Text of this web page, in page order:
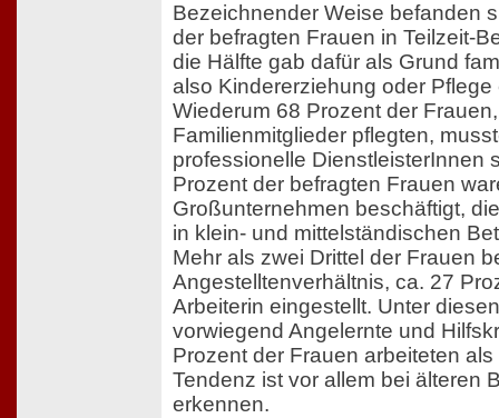
Bezeichnender Weise befanden
der befragten Frauen in Teilzeit-
die Hälfte gab dafür als Grund
also Kindererziehung oder Pflege
Wiederum 68 Prozent der
Familienmitglieder pflegten,
professionelle DienstleisterInnen
Prozent der befragten Frauen
Großunternehmen beschäftigt,
in klein- und mittelständischen
Mehr als zwei Drittel der Frauen
Angestelltenverhältnis, ca. 27
Arbeiterin eingestellt. Unter
vorwiegend Angelernte und
Prozent der Frauen arbeiteten
Tendenz ist vor allem bei älteren
erkennen.